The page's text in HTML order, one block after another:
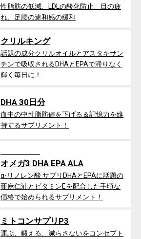
性脂肪の低減、LDLの酸化防止、目の疲
れ、足腰の違和感の緩和
クリルキング
話題の成分クリルオイルとアスタキサン
チンで吸収されるDHAとEPAで滞りなく
輝く毎日に！
DHA 30日分
血中の中性脂肪値を下げる＆記憶力を維
持するサプリメント！
オメガ3 DHA EPA ALA
α-リノレン酸 サプリDHAとEPAに話題の
亜麻仁油とビタミンEを配合した手頃な
価格で始められるサプリメント！
ミトコンサプリP3
運ぶ、鍛える、減らさないをコンセプト